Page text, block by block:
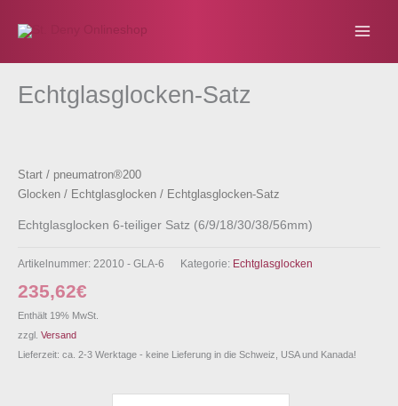
Inhalt
Echtglasglocken-Satz
Start / pneumatron®200
Glocken / Echtglasglocken / Echtglasglocken-Satz
Echtglasglocken 6-teiliger Satz (6/9/18/30/38/56mm)
Artikelnummer: 22010 - GLA-6 Kategorie: Echtglasglocken
235,62€
Enthält 19% MwSt.
zzgl. Versand
Lieferzeit: ca. 2-3 Werktage - keine Lieferung in die Schweiz, USA und Kanada!